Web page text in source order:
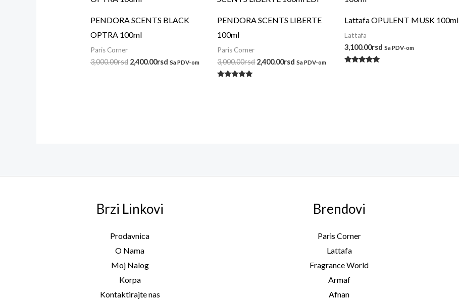
PENDORA SCENTS BLACK
OPTRA 100ml
Paris Corner
3,000.00rsd
3,000.00rsd.
2,400.00rsd Sa PDV-om
PENDORA SCENTS LIBERTE
100ml
Paris Corner
3,000.00rsd
3,000.00rsd.
2,400.00rsd Sa PDV-om
Lattafa OPULENT MUSK 100ml
Lattafa
3,100.00rsd Sa PDV-om
Brzi Linkovi
Prodavnica
O Nama
Moj Nalog
Korpa
Kontaktirajte nas
Brendovi
Paris Corner
Lattafa
Fragrance World
Armaf
Afnan